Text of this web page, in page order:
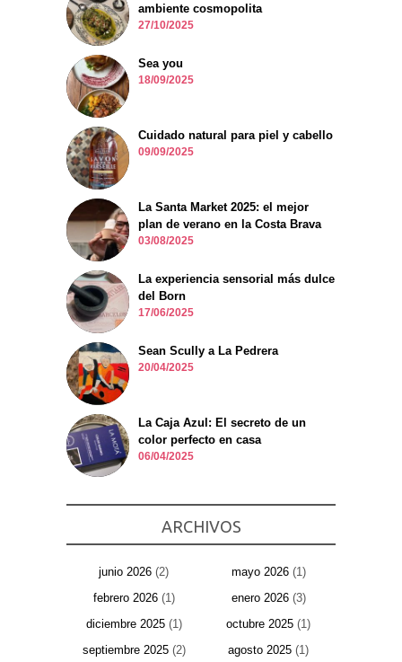
ambiente cosmopolita
27/10/2025
Sea you
18/09/2025
Cuidado natural para piel y cabello
09/09/2025
La Santa Market 2025: el mejor
plan de verano en la Costa Brava
03/08/2025
La experiencia sensorial más dulce
del Born
17/06/2025
Sean Scully a La Pedrera
20/04/2025
La Caja Azul: El secreto de un
color perfecto en casa
06/04/2025
ARCHIVOS
junio 2026 (2) mayo 2026(1)
febrero 2026(1) enero 2026(3)
diciembre 2025(1) octubre 2025 (1)
septiembre 2025(2) agosto 2025 (1)